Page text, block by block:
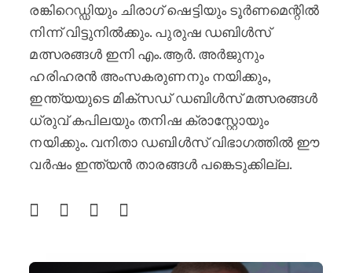
രങ്കിറെഡ്ഡിയും ചിരാഗ് ഷെട്ടിയും ടൂർണമെന്റിൽ
നിന്ന് വിട്ടുനിൽക്കും. പുരുഷ ഡബിൾസ്
മത്സരങ്ങൾ ഇനി എം.ആർ. അർജുനും
ഹരിഹരൻ അംസകരുണനും നയിക്കും,
ഇന്ത്യയുടെ മിക്സഡ് ഡബിൾസ് മത്സരങ്ങൾ
ധ്രുവ് കപിലയും തനിഷ ക്രാസ്റ്റോയും
നയിക്കും. വനിതാ ഡബിൾസ് വിഭാഗത്തിൽ ഈ
വർഷം ഇന്ത്യൻ താരങ്ങൾ പങ്കെടുക്കില്ല.